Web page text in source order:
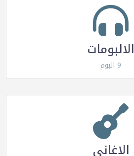
الالبومات
9 البوم
الاغاني